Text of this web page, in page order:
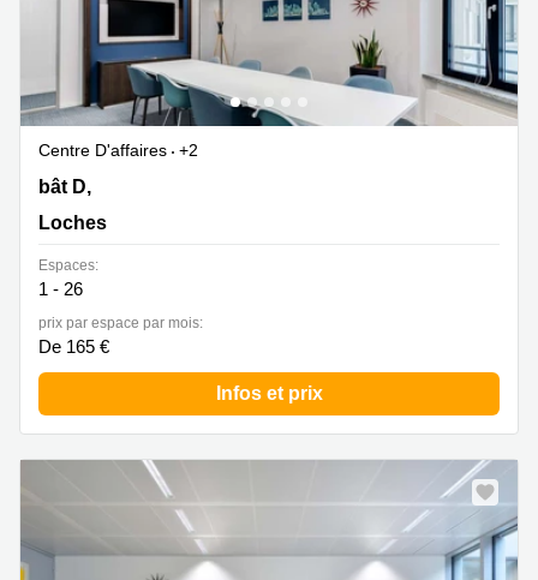
Centre D'affaires
+2
31 bât D, 45 bât G rue de la Milletière, Loches
bât D,
Loches
Espaces:
1 - 26
prix par espace par mois:
De 165 €
Infos et prix